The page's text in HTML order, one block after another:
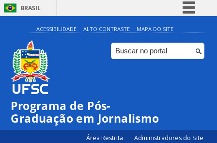
BRASIL
Simplifique!
Comunica BR
Participe
ACESSIBILIDADE ALTO CONTRASTE MAPA DO SITE
Programa de Pós-
Graduação em Jornalismo
Área Restrita Administradores do Site